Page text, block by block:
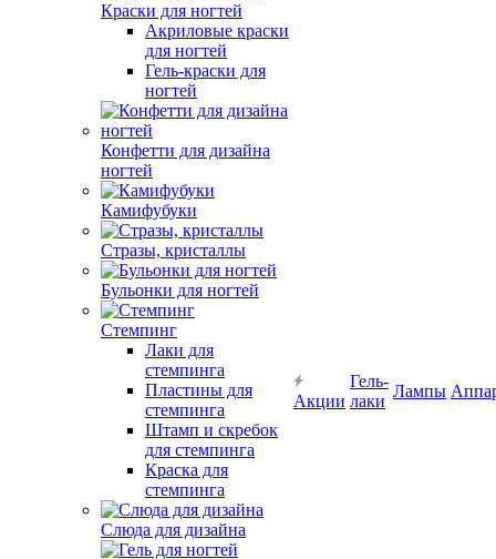
Краски для ногтей
Акриловые краски
для ногтей
Гель-краски для
ногтей
Конфетти для дизайна
ногтей
Камифубуки
Стразы, кристаллы
Бульонки для ногтей
Стемпинг
Лаки для
стемпинга
Пластины для
стемпинга
Штамп и скребок
для стемпинга
Краска для
стемпинга
Слюда для дизайна
Акции
Гель-
лаки
Лампы